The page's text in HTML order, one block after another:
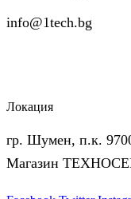
info@1tech.bg
Локация
гр. Шумен, п.к.
Магазин